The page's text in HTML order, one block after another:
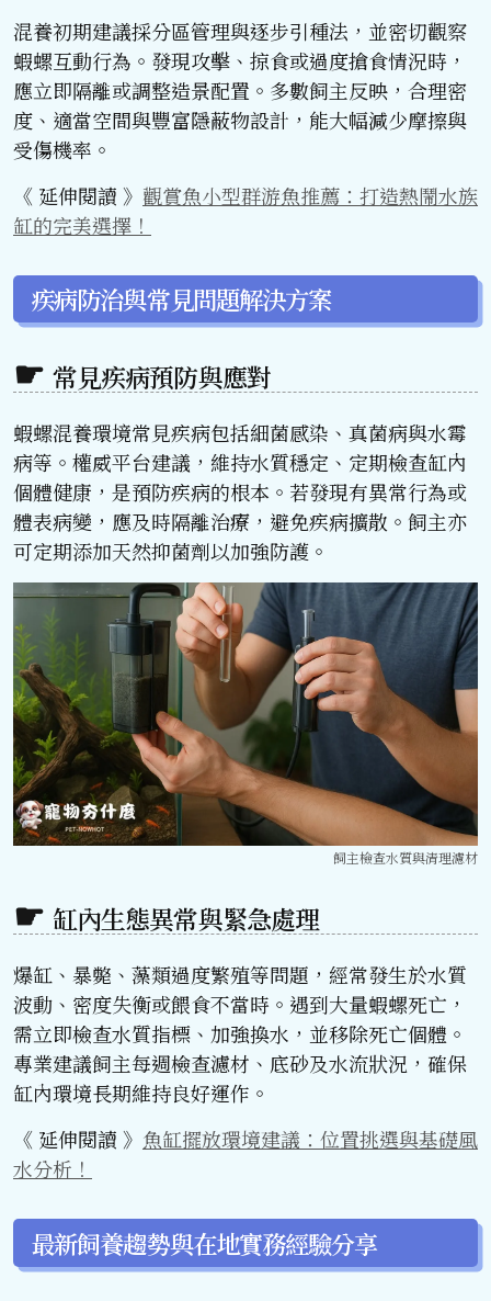
混養初期建議採分區管理與逐步引種法，並密切觀察
蝦螺互動行為。發現攻擊、掠食或過度搶食情況時，
應立即隔離或調整造景配置。多數飼主反映，合理密
度、適當空間與豐富隱蔽物設計，能大幅減少摩擦與
受傷機率。
《 延伸閱讀 》 觀賞魚小型群游魚推薦：打造熱鬧水族
缸的完美選擇！
疾病防治與常見問題解決方案
常見疾病預防與應對
蝦螺混養環境常見疾病包括細菌感染、真菌病與水霉
病等。權威平台建議，維持水質穩定、定期檢查缸內
個體健康，是預防疾病的根本。若發現有異常行為或
體表病變，應及時隔離治療，避免疾病擴散。飼主亦
可定期添加天然抑菌劑以加強防護。
飼主檢查水質與清理濾材
缸內生態異常與緊急處理
爆缸、暴斃、藻類過度繁殖等問題，經常發生於水質
波動、密度失衡或餵食不當時。遇到大量蝦螺死亡，
需立即檢查水質指標、加強換水，並移除死亡個體。
專業建議飼主每週檢查濾材、底砂及水流狀況，確保
缸內環境長期維持良好運作。
《 延伸閱讀 》 魚缸擺放環境建議：位置挑選與基礎風
水分析！
最新飼養趨勢與在地實務經驗分享